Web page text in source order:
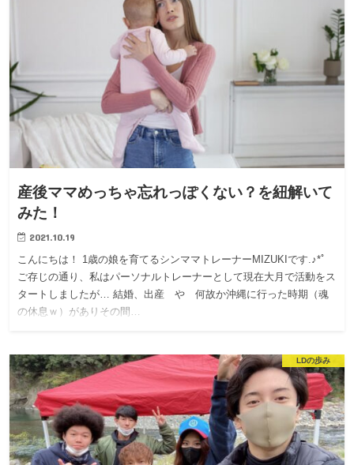
産後ママめっちゃ忘れっぽくない？を紐解いて
みた！
2021.10.19
こんにちは！ 1歳の娘を育てるシンママトレーナーMIZUKIです.♪*ﾟ
ご存じの通り、私はパーソナルトレーナーとして現在大月で活動をス
タートしましたが… 結婚、出産 や 何故か沖縄に行った時期（魂
の休息ｗ）がありその間…
LDの歩み